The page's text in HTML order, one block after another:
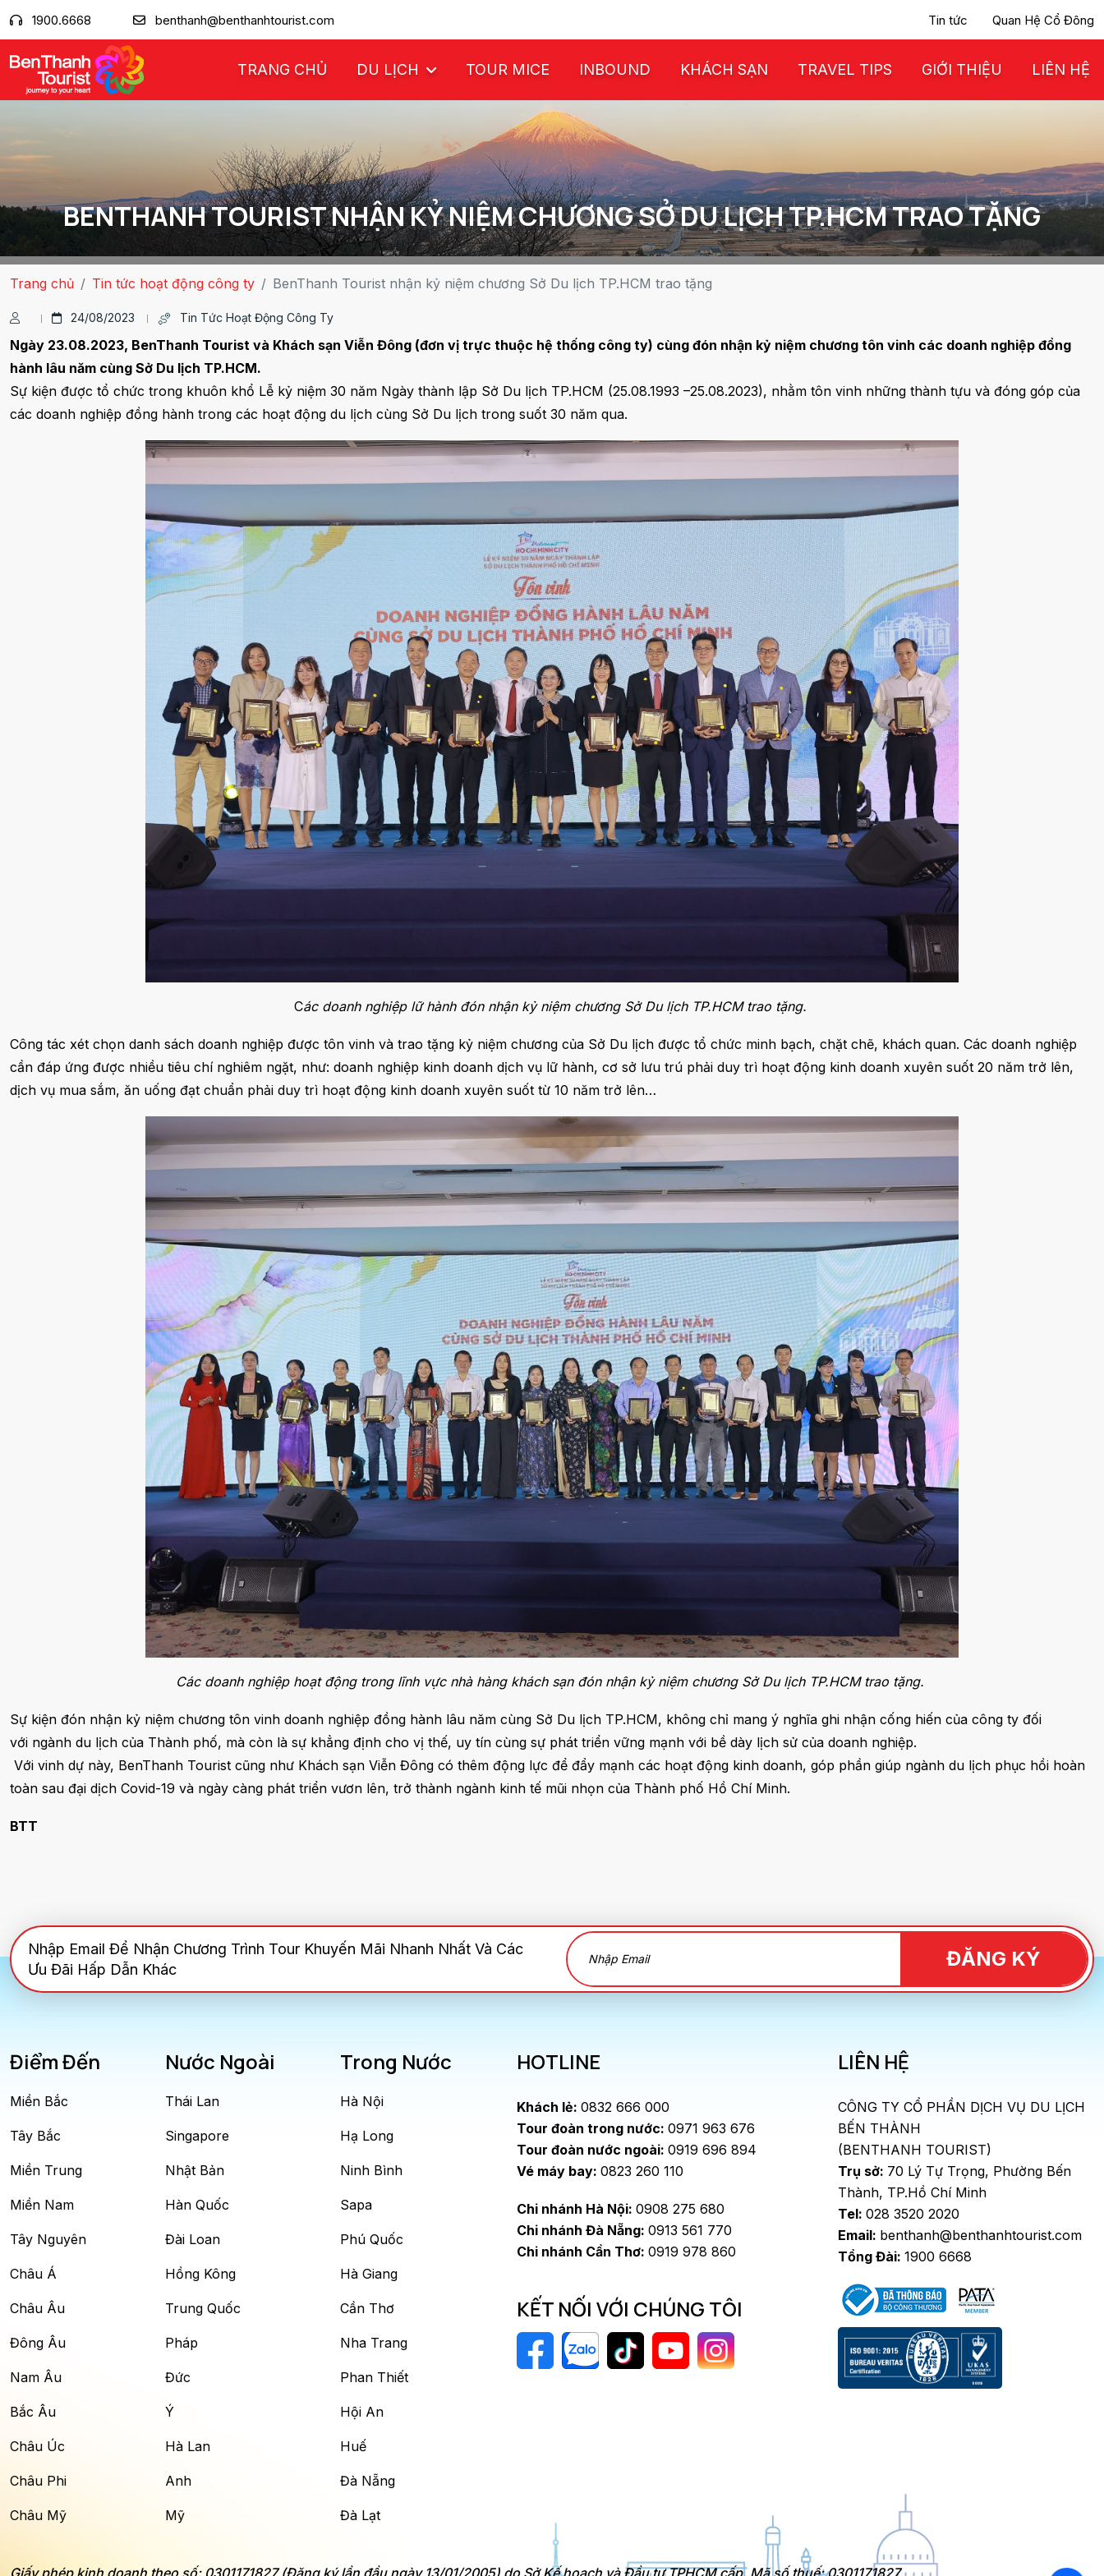
1900.6668 benthanh@benthanhtourist.com Tin tức Quan Hệ Cổ Đông
TRANG CHỦ DU LỊCH TOUR MICE INBOUND KHÁCH SẠN TRAVEL TIPS GIỚI THIỆU LIÊN HỆ
BENTHANH TOURIST NHẬN KỶ NIỆM CHƯƠNG SỞ DU LỊCH TP.HCM TRAO TẶNG
Trang chủ Tin tức hoạt động công ty BenThanh Tourist nhận kỷ niệm chương Sở Du lịch TP.HCM trao tặng
24/08/2023 Tin Tức Hoạt Động Công Ty
Ngày 23.08.2023, BenThanh Tourist và Khách sạn Viễn Đông (đơn vị trực thuộc hệ thống công ty) cùng đón nhận kỷ niệm chương tôn vinh các doanh nghiệp đồng
hành lâu năm cùng Sở Du lịch TP.HCM.
Sự kiện được tổ chức trong khuôn khổ Lễ kỷ niệm 30 năm Ngày thành lập Sở Du lịch TP.HCM (25.08.1993 –25.08.2023), nhằm tôn vinh những thành tựu và đóng góp của
các doanh nghiệp đồng hành trong các hoạt động du lịch cùng Sở Du lịch trong suốt 30 năm qua.
Các doanh nghiệp lữ hành đón nhận kỷ niệm chương Sở Du lịch TP.HCM trao tặng.
Công tác xét chọn danh sách doanh nghiệp được tôn vinh và trao tặng kỷ niệm chương của Sở Du lịch được tổ chức minh bạch, chặt chẽ, khách quan. Các doanh nghiệp
cần đáp ứng được nhiều tiêu chí nghiêm ngặt, như: doanh nghiệp kinh doanh dịch vụ lữ hành, cơ sở lưu trú phải duy trì hoạt động kinh doanh xuyên suốt 20 năm trở lên,
dịch vụ mua sắm, ăn uống đạt chuẩn phải duy trì hoạt động kinh doanh xuyên suốt từ 10 năm trở lên…
Các doanh nghiệp hoạt động trong lĩnh vực nhà hàng khách sạn đón nhận kỷ niệm chương Sở Du lịch TP.HCM trao tặng.
Sự kiện đón nhận kỷ niệm chương tôn vinh doanh nghiệp đồng hành lâu năm cùng Sở Du lịch TP.HCM, không chỉ mang ý nghĩa ghi nhận cống hiến của công ty đối
với ngành du lịch của Thành phố, mà còn là sự khẳng định cho vị thế, uy tín cùng sự phát triển vững mạnh với bề dày lịch sử của doanh nghiệp.
Với vinh dự này, BenThanh Tourist cũng như Khách sạn Viễn Đông có thêm động lực để đẩy mạnh các hoạt động kinh doanh, góp phần giúp ngành du lịch phục hồi hoàn
toàn sau đại dịch Covid-19 và ngày càng phát triển vươn lên, trở thành ngành kinh tế mũi nhọn của Thành phố Hồ Chí Minh.
BTT
Nhập Email Để Nhận Chương Trình Tour Khuyến Mãi Nhanh Nhất Và Các
Ưu Đãi Hấp Dẫn Khác
ĐĂNG KÝ
Điểm Đến
Miền Bắc
Tây Bắc
Miền Trung
Miền Nam
Tây Nguyên
Châu Á
Châu Âu
Đông Âu
Nam Âu
Bắc Âu
Châu Úc
Châu Phi
Châu Mỹ
Nước Ngoài
Thái Lan
Singapore
Nhật Bản
Hàn Quốc
Đài Loan
Hồng Kông
Trung Quốc
Pháp
Đức
Ý
Hà Lan
Anh
Mỹ
Trong Nước
Hà Nội
Hạ Long
Ninh Bình
Sapa
Phú Quốc
Hà Giang
Cần Thơ
Nha Trang
Phan Thiết
Hội An
Huế
Đà Nẵng
Đà Lạt
HOTLINE
Khách lẻ: 0832 666 000
Tour đoàn trong nước: 0971 963 676
Tour đoàn nước ngoài: 0919 696 894
Vé máy bay: 0823 260 110
Chi nhánh Hà Nội: 0908 275 680
Chi nhánh Đà Nẵng: 0913 561 770
Chi nhánh Cần Thơ: 0919 978 860
KẾT NỐI VỚI CHÚNG TÔI
LIÊN HỆ
CÔNG TY CỔ PHẦN DỊCH VỤ DU LỊCH
BẾN THÀNH
(BENTHANH TOURIST)
Trụ sở: 70 Lý Tự Trọng, Phường Bến
Thành, TP.Hồ Chí Minh
Tel: 028 3520 2020
Email: benthanh@benthanhtourist.com
Tổng Đài: 1900 6668
Giấy phép kinh doanh theo số: 0301171827 (Đăng ký lần đầu ngày 13/01/2005) do Sở Kế hoạch và Đầu tư TPHCM cấp. Mã số thuế: 0301171827